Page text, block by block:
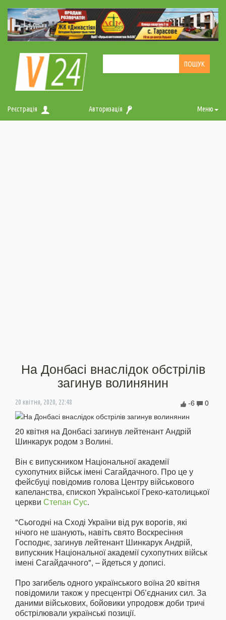
Реєстрація Авторизація Меню
На Донбасі внаслідок обстрілів
загинув волинянин
20 квітня, 2020, 22:48 0
-6
20 квітня на Донбасі загинув лейтенант Андрій
Шинкарук родом з Волині.
Він є випускником Національної академії
сухопутних військ імені Сагайдачного. Про це у
фейсбуці повідомив голова Центру військового
капеланства, єпископ Української Греко-католицької
церкви Степан Сус.
"Сьогодні на Сході України від рук ворогів, які
нічого не шанують, навіть свято Воскресіння
Господнє, загинув лейтенант Шинкарук Андрій,
випускник Національної академії сухопутних військ
імені Сагайдачного", – йдеться у дописі.
Про загибель одного українського воїна 20 квітня
повідомили також у пресцентрі Об’єднаних сил. За
даними військових, бойовики упродовж доби тричі
обстрілювали українські позиції.